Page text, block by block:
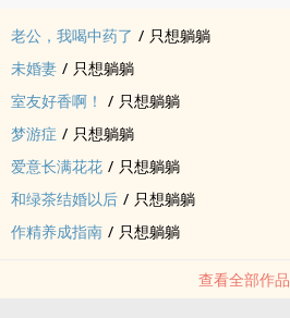
老公，我喝中药了 / 只想躺躺
未婚妻 / 只想躺躺
室友好香啊！ / 只想躺躺
梦游症 / 只想躺躺
爱意长满花花 / 只想躺躺
和绿茶结婚以后 / 只想躺躺
作精养成指南 / 只想躺躺
查看全部作品